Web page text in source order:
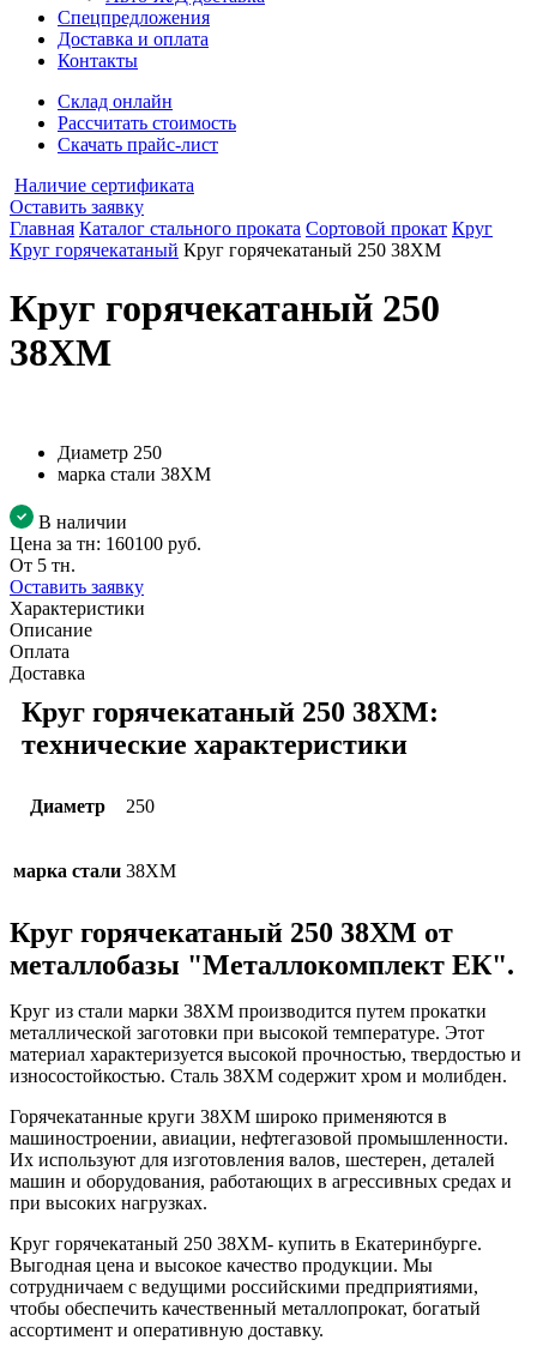
Спецпредложения
Доставка и оплата
Контакты
Склад онлайн
Рассчитать стоимость
Скачать прайс-лист
Наличие сертификата
Оставить заявку
Главная Каталог стального проката Сортовой прокат Круг
Круг горячекатаный Круг горячекатаный 250 38ХМ
Круг горячекатаный 250
38ХМ
Диаметр 250
марка стали 38ХМ
В наличии
Цена за тн: 160100 руб.
От 5 тн.
Оставить заявку
Характеристики
Описание
Оплата
Доставка
Круг горячекатаный 250 38ХМ:
технические характеристики
Диаметр 250
марка стали 38ХМ
Круг горячекатаный 250 38ХМ от
металлобазы "Металлокомплект ЕК".
Круг из стали марки 38ХМ производится путем прокатки
металлической заготовки при высокой температуре. Этот
материал характеризуется высокой прочностью, твердостью и
износостойкостью. Сталь 38ХМ содержит хром и молибден.
Горячекатанные круги 38ХМ широко применяются в
машиностроении, авиации, нефтегазовой промышленности.
Их используют для изготовления валов, шестерен, деталей
машин и оборудования, работающих в агрессивных средах и
при высоких нагрузках.
Круг горячекатаный 250 38ХМ- купить в Екатеринбурге.
Выгодная цена и высокое качество продукции. Мы
сотрудничаем с ведущими российскими предприятиями,
чтобы обеспечить качественный металлопрокат, богатый
ассортимент и оперативную доставку.